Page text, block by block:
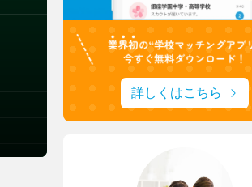
詳しくはこちら